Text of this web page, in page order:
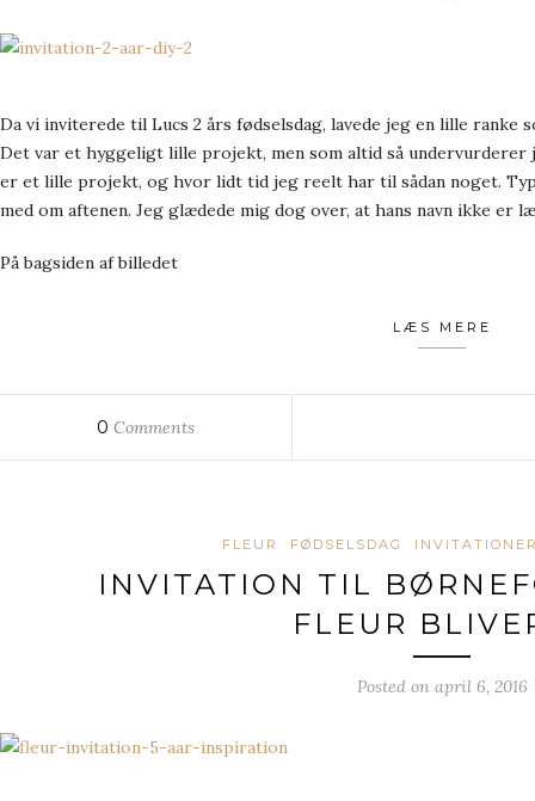
Da vi inviterede til Lucs 2 års fødselsdag, lavede jeg en lille ranke
Det var et hyggeligt lille projekt, men som altid så
er et lille projekt, og hvor lidt tid jeg reelt har til sådan noget.
med om aftenen. Jeg glædede mig dog over, at hans navn ikke er
På bagsiden af billedet
LÆS MERE
0 Comments
FLEUR FØDSELSDAG
INVITATION TIL
FLEUR
Posted on april 6, 2016